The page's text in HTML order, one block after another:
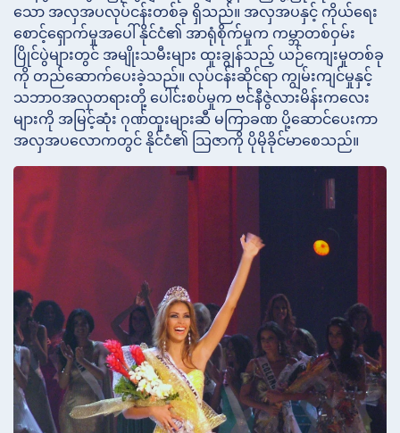
သော အလှအပလုပ်ငန်းတစ်ခု ရှိသည်။ အလှအပနှင့် ကိုယ်ရေး
စောင့်ရှောက်မှုအပေါ် နိုင်ငံ၏ အာရုံစိုက်မှုက ကမ္ဘာတစ်ဝှမ်း
ပြိုင်ပွဲများတွင် အမျိုးသမီးများ ထူးချွန်သည့် ယဉ်ကျေးမှုတစ်ခု
ကို တည်ဆောက်ပေးခဲ့သည်။ လုပ်ငန်းဆိုင်ရာ ကျွမ်းကျင်မှုနှင့်
သဘာဝအလှတရားတို့ ပေါင်းစပ်မှုက ဗင်နီဇွဲလားမိန်းကလေး
များကို အမြင့်ဆုံး ဂုဏ်ထူးများဆီ မကြာခဏ ပို့ဆောင်ပေးကာ
အလှအပလောကတွင် နိုင်ငံ၏ သြဇာကို ပိုမိုခိုင်မာစေသည်။